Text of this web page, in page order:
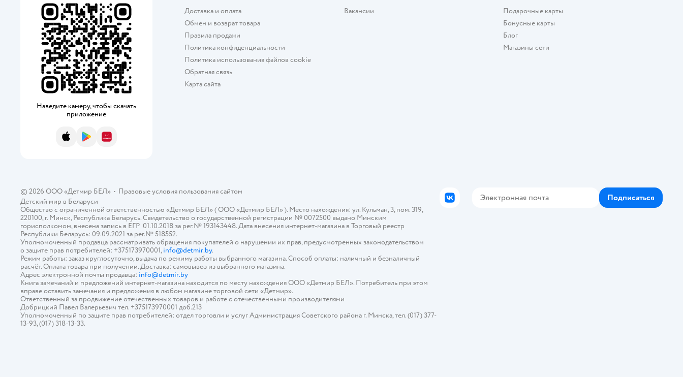
Наведите камеру, чтобы скачать
приложение
App StoreGoogle PlayAppGallery
Доставка и оплата
Обмен и возврат товара
Правила продажи
Политика конфиденциальности
Политика использования файлов cookie
Обратная связь
Карта сайта
Вакансии
Подарочные карты
Бонусные карты
Блог
Магазины сети
© 2026 ООО «Детмир БЕЛ» • Правовые условия пользования сайтом
Детский мир в Беларуси
Общество с ограниченной ответственностью «Детмир БЕЛ» ( ООО «Детмир БЕЛ» ). Место нахождения: ул. Кульман, 3, пом. 319,
220100, г. Минск, Республика Беларусь. Свидетельство о государственной регистрации № 0072500 выдано Минским
горисполкомом, внесена запись в ЕГР 01.10.2018 за рег.№ 193143448. Дата внесения интернет-магазина в Торговый реестр
Республики Беларусь: 09.09.2021 за рег.№ 518552.
Уполномоченный продавца рассматривать обращения покупателей о нарушении их прав, предусмотренных законодательством
о защите прав потребителей: +375173970001,info@detmir.by.
Режим работы: заказ круглосуточно, выдача по режиму работы выбранного магазина. Способ оплаты: наличный и безналичный
расчёт. Оплата товара при получении. Доставка: самовывоз из выбранного магазина.
Адрес электронной почты продавца: info@detmir.by
Книга замечаний и предложений интернет-магазина находится по месту нахождения ООО «Детмир БЕЛ». Потребитель при этом
вправе оставить замечания и предложения в любом магазине торговой сети «Детмир».
Ответственный за продвижение отечественных товаров и работе с отечественными производителями
Добрицкий Павел Валерьевич тел. +375173970001 доб.213
Уполномоченный по защите прав потребителей: отдел торговли и услуг Администрация Советского района г. Минска, тел. (017) 377-
13-93, (017) 318-13-33.
ВКонтакте Подписаться